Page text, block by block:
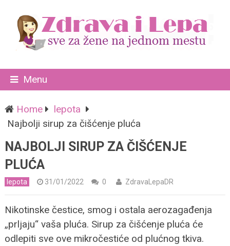
Menu
Home
lepota
Najbolji sirup za čišćenje pluća
NAJBOLJI SIRUP ZA ČIŠĆENJE
PLUĆA
lepota 31/01/2022 0 ZdravaLepaDR
Nikotinske čestice, smog i ostala aerozagađenja
„prljaju“ vaša pluća. Sirup za čišćenje pluća će
odlepiti sve ove mikročestiće od plućnog tkiva.